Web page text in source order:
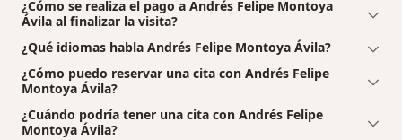
¿Cómo se realiza el pago a Andrés Felipe Montoya
Ávila al finalizar la visita?
¿Qué idiomas habla Andrés Felipe Montoya Ávila?
¿Cómo puedo reservar una cita con Andrés Felipe
Montoya Ávila?
¿Cuándo podría tener una cita con Andrés Felipe
Montoya Ávila?